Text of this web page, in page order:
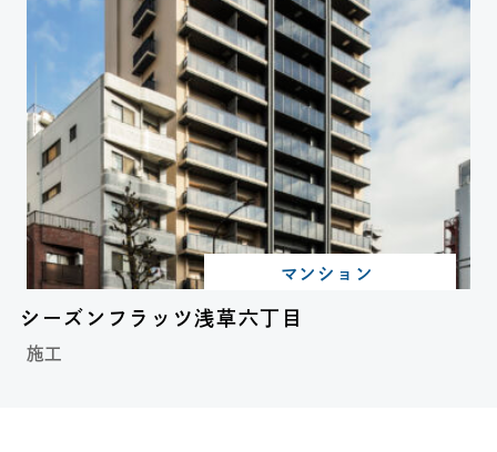
マンション
シーズンフラッツ浅草六丁目
施工